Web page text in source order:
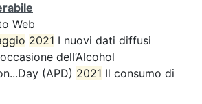
Web
2021 I nuovi dati diffusi
dell’Alcohol
(APD) 2021 Il consumo di